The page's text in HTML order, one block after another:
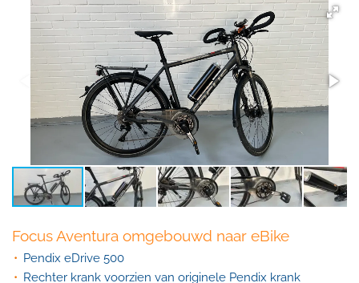
Focus Aventura omgebouwd naar eBike
Pendix eDrive 500
Rechter krank voorzien van originele Pendix krank